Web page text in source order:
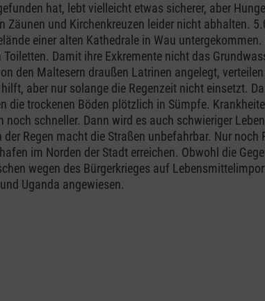
hat, lebt vielleicht etwas sicherer, aber
Zäunen und Kirchenkreuzen leider nicht abhalten.
einer alten Kathedrale in Wau
Damit ihre Exkremente nicht das
den Maltesern draußen Latrinen angelegt, verteilen
aber nur solange die Regenzeit nicht einsetzt.
die trockenen Böden plötzlich in Sümpfe.
noch schneller. Dann wird es auch schwieriger
Regen macht die Straßen unbefahrbar. Nur noch
im Norden der Stadt erreichen. Obwohl die
wegen des Bürgerkrieges auf
Uganda angewiesen.